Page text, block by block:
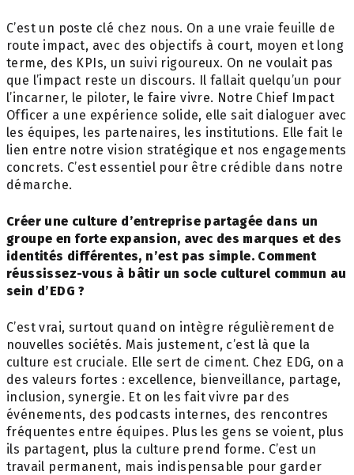
C’est un poste clé chez nous. On a une vraie feuille de
route impact, avec des objectifs à court, moyen et long
terme, des KPIs, un suivi rigoureux. On ne voulait pas
que l’impact reste un discours. Il fallait quelqu’un pour
l’incarner, le piloter, le faire vivre. Notre Chief Impact
Officer a une expérience solide, elle sait dialoguer avec
les équipes, les partenaires, les institutions. Elle fait le
lien entre notre vision stratégique et nos engagements
concrets. C’est essentiel pour être crédible dans notre
démarche.
Créer une culture d’entreprise partagée dans un
groupe en forte expansion, avec des marques et des
identités différentes, n’est pas simple. Comment
réussissez-vous à bâtir un socle culturel commun au
sein d’EDG ?
C’est vrai, surtout quand on intègre régulièrement de
nouvelles sociétés. Mais justement, c’est là que la
culture est cruciale. Elle sert de ciment. Chez EDG, on a
des valeurs fortes : excellence, bienveillance, partage,
inclusion, synergie. Et on les fait vivre par des
événements, des podcasts internes, des rencontres
fréquentes entre équipes. Plus les gens se voient, plus
ils partagent, plus la culture prend forme. C’est un
travail permanent, mais indispensable pour garder